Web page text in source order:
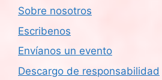
Sobre nosotros
Escribenos
Envíanos un evento
Descargo de responsabilidad